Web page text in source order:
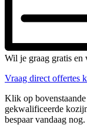
Wil je graag gratis en
Vraag direct offertes
Klik op
gekwalificeerde
bespaar vandaag nog.